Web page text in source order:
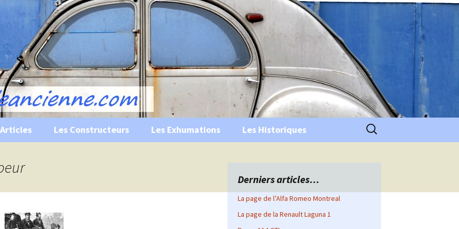
Ancienne
historiques …
évènements
Les Constructeurs Les Exhumations Les Historiques Rechercher :
Derniers articles…
La page de l’Alfa Romeo Montreal
La page de la Renault Laguna 1